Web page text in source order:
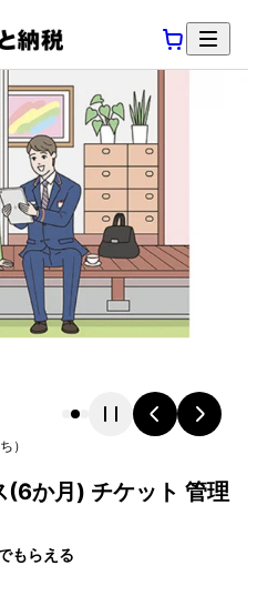
）
(6か月) チケット 管理
もらえる